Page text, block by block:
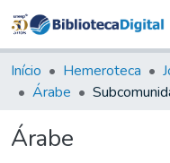
Início Hemeroteca
Árabe
Árabe